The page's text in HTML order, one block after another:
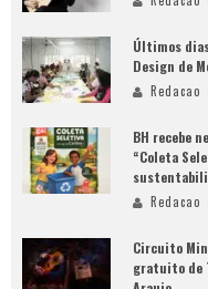
Últimos
Design de
Redacao
BH recebe
“Coleta
Redacao
Circuito
gratuito de